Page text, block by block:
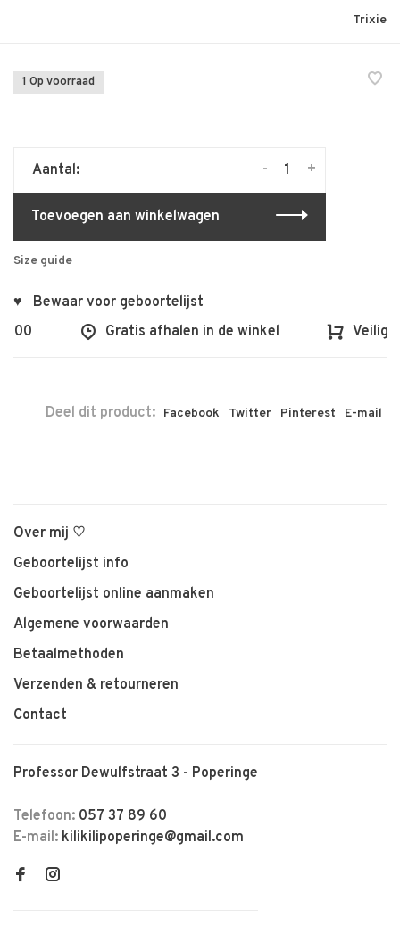
Trixie
1 Op voorraad
Aantal: +
-
Toevoegen aan winkelwagen
Size guide
♥ Bewaar voor geboortelijst
Gratis afhalen in de winkel Veilig
Deel dit product: Facebook Twitter Pinterest E-mail
Over mij ♡
Geboortelijst info
Geboortelijst online aanmaken
Algemene voorwaarden
Betaalmethoden
Verzenden & retourneren
Contact
Professor Dewulfstraat 3 - Poperinge
Telefoon: 057 37 89 60
E-mail: kilikilipoperinge@gmail.com